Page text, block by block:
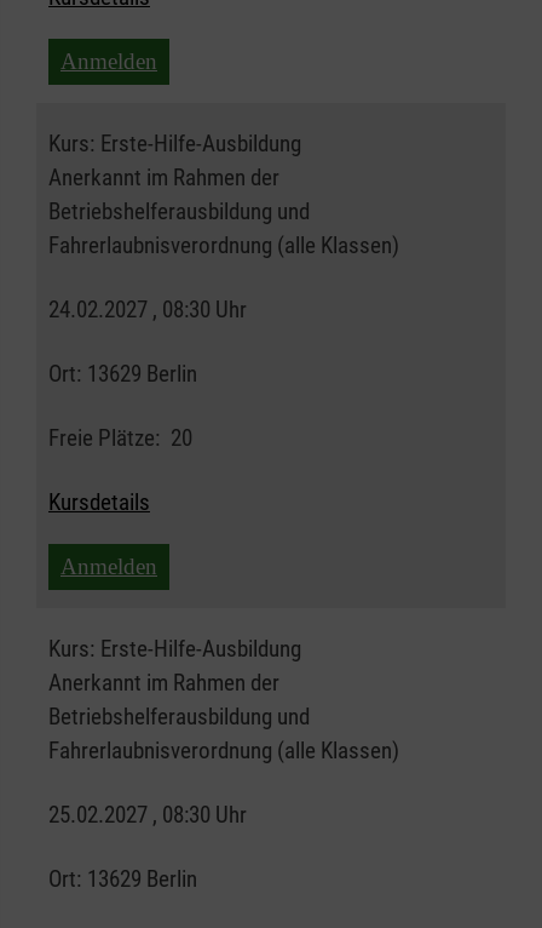
Anmelden
Kurs: Erste-Hilfe-Ausbildung
Anerkannt im Rahmen der
Betriebshelferausbildung und
Fahrerlaubnisverordnung (alle Klassen)
24.02.2027 , 08:30 Uhr
Ort: 13629 Berlin
Freie Plätze: 20
Kursdetails
Anmelden
Kurs: Erste-Hilfe-Ausbildung
Anerkannt im Rahmen der
Betriebshelferausbildung und
Fahrerlaubnisverordnung (alle Klassen)
25.02.2027 , 08:30 Uhr
Ort: 13629 Berlin